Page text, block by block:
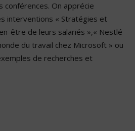
On apprécie
interventions « Stratégies et
être de leurs salariés »,« Nestlé
du travail chez Microsoft » ou
de recherches et